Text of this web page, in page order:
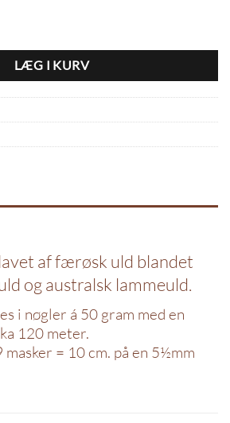
LÆG I KURV
af færøsk uld blandet
og australsk lammeuld.
i nøgler á 50 gram med en
120 meter.
= 10 cm. på en 5½mm